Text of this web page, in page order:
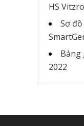
HS Vitzro
Sơ
Bảng
2022